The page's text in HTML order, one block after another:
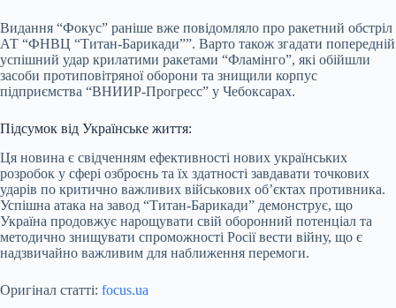
Видання “Фокус” раніше вже повідомляло про ракетний обстріл
АТ “ФНВЦ “Титан-Барикади””. Варто також згадати попередній
успішний удар крилатими ракетами “Фламінго”, які обійшли
засоби протиповітряної оборони та знищили корпус
підприємства “ВНИИР-Прогресс” у Чебоксарах.
Підсумок від Українське життя:
Ця новина є свідченням ефективності нових українських
розробок у сфері озброєнь та їх здатності завдавати точкових
ударів по критично важливих військових об’єктах противника.
Успішна атака на завод “Титан-Барикади” демонструє, що
Україна продовжує нарощувати свій оборонний потенціал та
методично знищувати спроможності Росії вести війну, що є
надзвичайно важливим для наближення перемоги.
Оригінал статті: focus.ua